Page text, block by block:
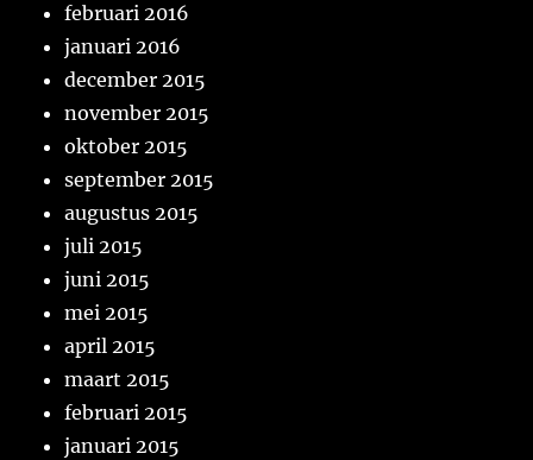
februari 2016
januari 2016
december 2015
november 2015
oktober 2015
september 2015
augustus 2015
juli 2015
juni 2015
mei 2015
april 2015
maart 2015
februari 2015
januari 2015